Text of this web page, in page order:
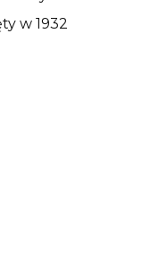
w 1932